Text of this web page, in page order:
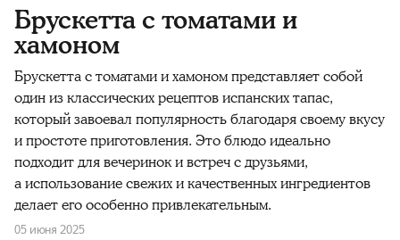
Брускетта с томатами и
хамоном
Брускетта с томатами и хамоном представляет собой
один из классических рецептов испанских тапас,
который завоевал популярность благодаря своему вкусу
и простоте приготовления. Это блюдо идеально
подходит для вечеринок и встреч с друзьями,
а использование свежих и качественных ингредиентов
делает его особенно привлекательным.
05 июня 2025